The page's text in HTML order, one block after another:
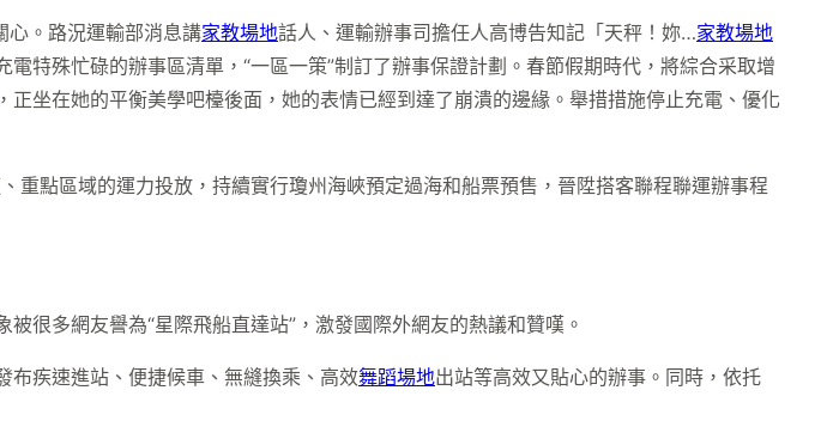
心。路況運輸部消息講家教場地話人、運輸辦事司擔任人高博告知記「天秤！妳…家教場地
特殊忙碌的辦事區清單，“一區一策”制訂了辦事保證計劃。春節假期時代，將綜合采取增
坐在她的平衡美學吧檯後面，她的表情已經到達了崩潰的邊緣。舉措措施停止充電、優化
重點區域的運力投放，持續實行瓊州海峽預定過海和船票預售，晉陞搭客聯程聯運辦事程
很多網友譽為“星際飛船直達站”，激發國際外網友的熱議和贊嘆。
布疾速進站、便捷候車、無縫換乘、高效舞蹈場地出站等高效又貼心的辦事。同時，依托